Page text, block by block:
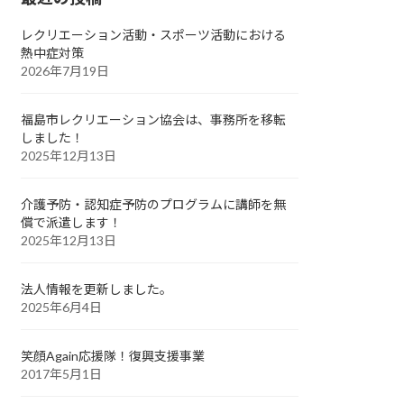
レクリエーション活動・スポーツ活動における
熱中症対策
2026年7月19日
福島市レクリエーション協会は、事務所を移転
しました！
2025年12月13日
介護予防・認知症予防のプログラムに講師を無
償で派遣します！
2025年12月13日
法人情報を更新しました。
2025年6月4日
笑顔Again応援隊！復興支援事業
2017年5月1日